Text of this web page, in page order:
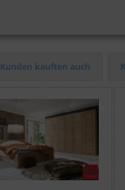
Kunden kauften auch